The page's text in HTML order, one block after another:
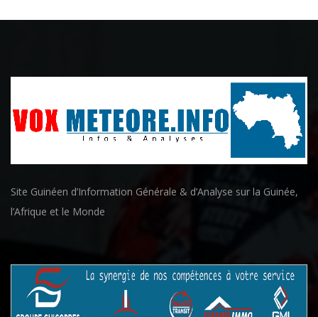
Site Guinéen d’Information Générale & d’Analyse sur la Guinée,
l’Afrique et le Monde